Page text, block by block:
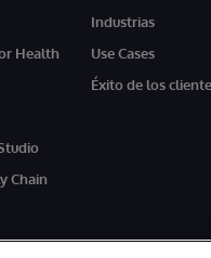
Health
Chain
Industrias
Use Cases
Éxito de los